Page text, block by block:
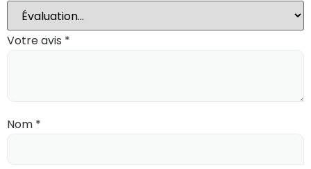
Votre avis *
Nom *